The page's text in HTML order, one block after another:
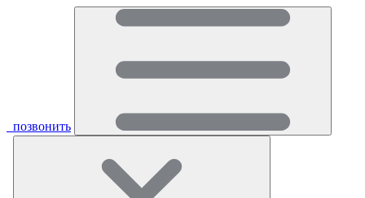
позвонить